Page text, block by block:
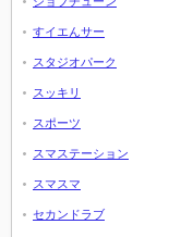
すイエんサー
スタジオパーク
スッキリ
スポーツ
スマステーション
スマスマ
セカンドラブ